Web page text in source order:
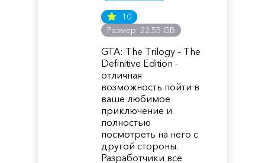
10
Размер: 22.55 GB
GTA: The Trilogy – The
Definitive Edition -
отличная
возможность пойти в
ваше любимое
приключение и
полностью
посмотреть на него с
другой стороны.
Разработчики все